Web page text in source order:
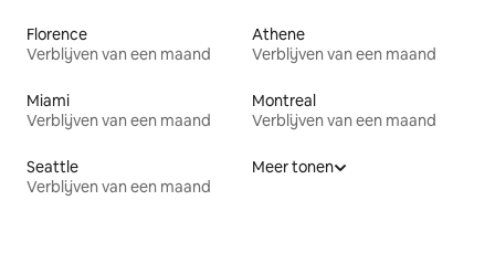
Florence
Verblijven van een maand
Athene
Verblijven van een maand
Miami
Verblijven van een maand
Montreal
Verblijven van een maand
Seattle
Verblijven van een maand
Meer tonen